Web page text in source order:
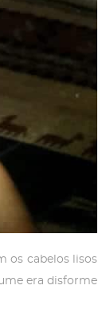
os cabelos lisos
era disforme